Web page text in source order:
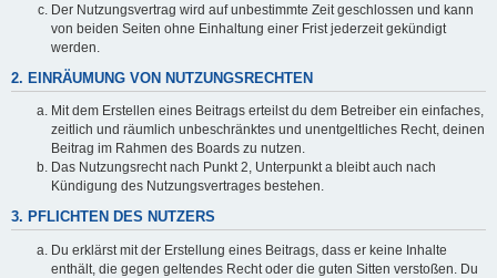
Der Nutzungsvertrag wird auf unbestimmte Zeit geschlossen und kann
von beiden Seiten ohne Einhaltung einer Frist jederzeit gekündigt
werden.
2. EINRÄUMUNG VON NUTZUNGSRECHTEN
Mit dem Erstellen eines Beitrags erteilst du dem Betreiber ein einfaches,
zeitlich und räumlich unbeschränktes und unentgeltliches Recht, deinen
Beitrag im Rahmen des Boards zu nutzen.
Das Nutzungsrecht nach Punkt 2, Unterpunkt a bleibt auch nach
Kündigung des Nutzungsvertrages bestehen.
3. PFLICHTEN DES NUTZERS
Du erklärst mit der Erstellung eines Beitrags, dass er keine Inhalte
enthält, die gegen geltendes Recht oder die guten Sitten verstoßen. Du